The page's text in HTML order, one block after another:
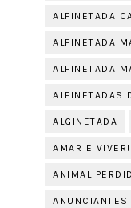
ALFINETADA
ALFINETADA
ALFINETADA
ALFINETADAS
ALGINETADA
AMAR E VIVER!
ANIMAL
ANUNCIANTES